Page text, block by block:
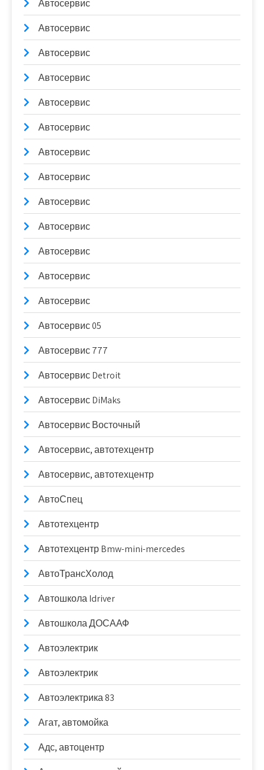
Автосервис
Автосервис
Автосервис
Автосервис
Автосервис
Автосервис
Автосервис
Автосервис
Автосервис
Автосервис
Автосервис
Автосервис
Автосервис
Автосервис 05
Автосервис 777
Автосервис Detroit
Автосервис DiMaks
Автосервис Восточный
Автосервис, автотехцентр
Автосервис, автотехцентр
АвтоСпец
Автотехцентр
Автотехцентр Bmw-mini-mercedes
АвтоТрансХолод
Автошкола Idriver
Автошкола ДОСААФ
Автоэлектрик
Автоэлектрик
Автоэлектрика 83
Агат, автомойка
Адс, автоцентр